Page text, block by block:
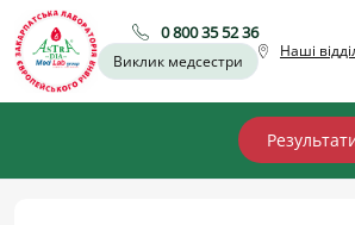
0 800 35 52 36
Виклик медсестри
Наші